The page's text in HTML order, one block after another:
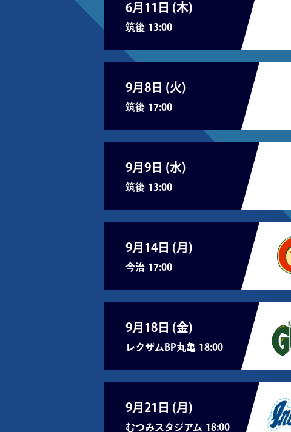
6月11日 (木)
筑後 13:00
9月8日 (火)
筑後 17:00
9月9日 (水)
筑後 13:00
9月14日 (月 )
今治 17:00
9月18日 (金)
レクザムBP丸亀 18:00
9月21日 (月 )
むつみスタジアム 18:00